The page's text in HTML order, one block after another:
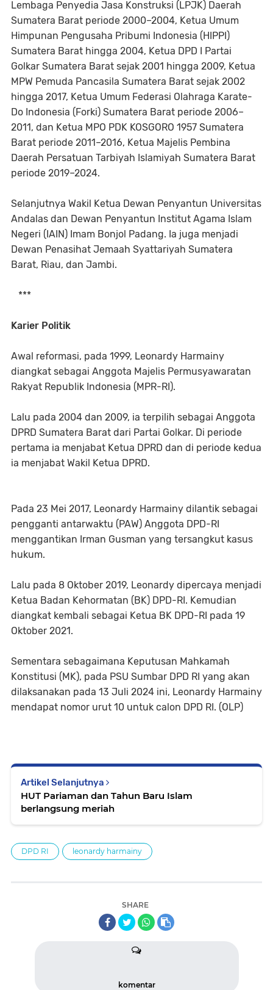
Lembaga Penyedia Jasa Konstruksi (LPJK) Daerah
Sumatera Barat periode 2000–2004, Ketua Umum
Himpunan Pengusaha Pribumi Indonesia (HIPPI)
Sumatera Barat hingga 2004, Ketua DPD I Partai
Golkar Sumatera Barat sejak 2001 hingga 2009, Ketua
MPW Pemuda Pancasila Sumatera Barat sejak 2002
hingga 2017, Ketua Umum Federasi Olahraga Karate-
Do Indonesia (Forki) Sumatera Barat periode 2006–
2011, dan Ketua MPO PDK KOSGORO 1957 Sumatera
Barat periode 2011–2016, Ketua Majelis Pembina
Daerah Persatuan Tarbiyah Islamiyah Sumatera Barat
periode 2019–2024.
Selanjutnya Wakil Ketua Dewan Penyantun Universitas
Andalas dan Dewan Penyantun Institut Agama Islam
Negeri (IAIN) Imam Bonjol Padang. Ia juga menjadi
Dewan Penasihat Jemaah Syattariyah Sumatera
Barat, Riau, dan Jambi.
***
Karier Politik
Awal reformasi, pada 1999, Leonardy Harmainy
diangkat sebagai Anggota Majelis Permusyawaratan
Rakyat Republik Indonesia (MPR-RI).
Lalu pada 2004 dan 2009, ia terpilih sebagai Anggota
DPRD Sumatera Barat dari Partai Golkar. Di periode
pertama ia menjabat Ketua DPRD dan di periode kedua
ia menjabat Wakil Ketua DPRD.
Pada 23 Mei 2017, Leonardy Harmainy dilantik sebagai
pengganti antarwaktu (PAW) Anggota DPD-RI
menggantikan Irman Gusman yang tersangkut kasus
hukum.
Lalu pada 8 Oktober 2019, Leonardy dipercaya menjadi
Ketua Badan Kehormatan (BK) DPD-RI. Kemudian
diangkat kembali sebagai Ketua BK DPD-RI pada 19
Oktober 2021.
Sementara sebagaimana Keputusan Mahkamah
Konstitusi (MK), pada PSU Sumbar DPD RI yang akan
dilaksanakan pada 13 Juli 2024 ini, Leonardy Harmainy
mendapat nomor urut 10 untuk calon DPD RI. (OLP)
Artikel Selanjutnya
HUT Pariaman dan Tahun Baru Islam
berlangsung meriah
DPD RI leonardy harmainy
SHARE
komentar